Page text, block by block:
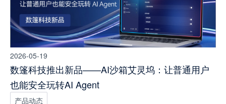
2026-05-19
数篷科技推出新品——AI沙箱艾灵坞：让普通用户
也能安全玩转AI Agent
产品动态